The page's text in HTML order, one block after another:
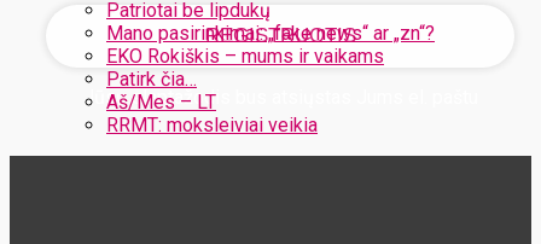
Patriotai be lipdukų
Mano pasirinkimai: „fake news“ ar „zn“?
EKO Rokiškis – mums ir vaikams
Patirk čia…
Aš/Mes – LT
RRMT: moksleiviai veikia
Jūsų slaptažodis bus atsiųstas Jums el. paštu